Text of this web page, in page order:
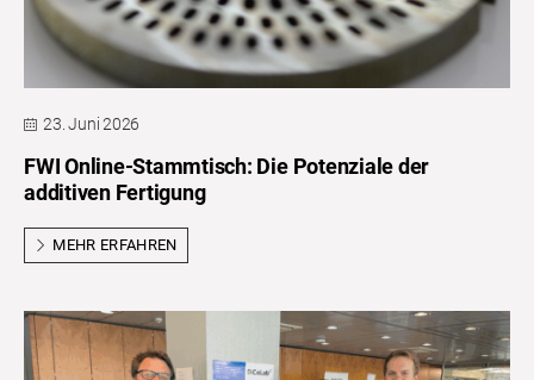
23. Juni 2026
FWI Online-Stammtisch: Die Potenziale der
additiven Fertigung
MEHR ERFAHREN